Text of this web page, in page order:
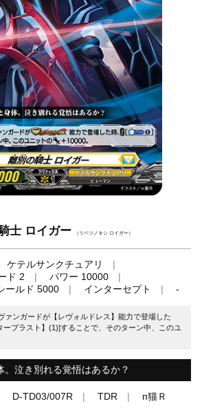
士 ロイガー （リベツノキシ ロイガー）
ケテルサンクチュアリ
ド 2
パワー 10000
ールド 5000 インターセプト -
ァンガードが【レヴォルドレス】能力で登場した
ブラスト】(1)]することで、そのターン中、このユ
。泣き別れる覚悟はあるか？
D-TD03/007R TDR п猫Ｒ